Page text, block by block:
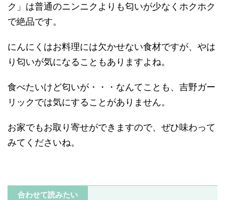
ク」は普通のニンニクよりも匂いが少なくホクホク
で絶品です。
にんにくはお料理には欠かせない食材ですが、やは
り匂いが気になることもありますよね。
食べたいけど匂いが・・・なんてことも、吉野ガー
リックでは気にすることがありません。
お家でもお取り寄せができますので、ぜひ味わって
みてくださいね。
合わせて読みたい